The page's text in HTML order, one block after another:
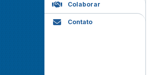
Colaborar
Contato